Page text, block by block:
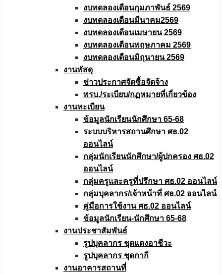
งบทดลองเดือนกุมภาพันธ์ 2569
งบทดลองเดือนมีนาคม2569
งบทดลองเดือนเมษายน 2569
งบทดลองเดือนพฤษภาคม 2569
งบทดลองเดือนมิถุนายน 2569
งานพัสดุ
ข่าวประกาศจัดซื้อจัดจ้าง
พรบ./ระเบียบ/กฏหมายที่เกี่ยวข้อง
งานทะเบียน
ข้อมูลนักเรียนนักศึกษา 65-68
ระบบบริหารสถานศึกษา ศธ.02
ออนไลน์
กลุ่มนักเรียนนักศึกษา/ผู้ปกครอง ศธ.02
ออนไลน์
กลุ่มครูและครูที่ปรึกษา ศธ.02 ออนไลน์
กลุ่มบุคลากร/เจ้าหน้าที่ ศธ.02 ออนไลน์
คู่มือการใช้งาน ศธ.02 ออนไลน์
ข้อมูลนักเรียน-นักศึกษา 65-68
งานประชาสัมพันธ์
รูปบุคลากร ชุดแดงอาชีวะ
รูปบุคลากร ชุดกากี
งานอาคารสถานที่